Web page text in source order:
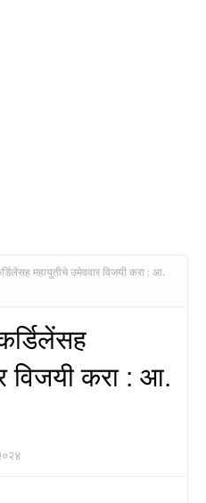
महायुतीचे उमेदवार विजयी करा : आ.
विजयी करा : आ.